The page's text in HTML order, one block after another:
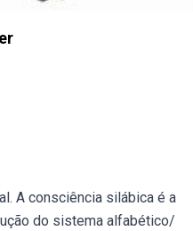
A consciência silábica é a
do sistema alfabético/